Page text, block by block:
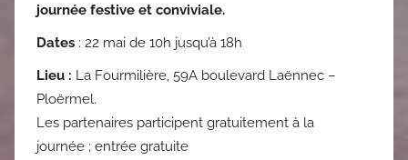
journée festive et conviviale.
Dates : 22 mai de 10h jusqu’à 18h
Lieu : La Fourmilière, 59A boulevard Laënnec –
Ploërmel.
Les partenaires participent gratuitement à la
journée ; entrée gratuite